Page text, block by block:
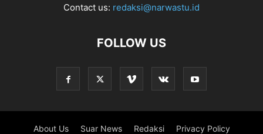
Contact us: redaksi@narwastu.id
FOLLOW US
About Us Suar News Redaksi Privacy Policy